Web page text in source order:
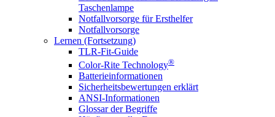
Taschenlampe
Notfallvorsorge für Ersthelfer
Notfallvorsorge
Lernen (Fortsetzung)
TLR-Fit-Guide
Color-Rite Technology®
Batterieinformationen
Sicherheitsbewertungen erklärt
ANSI-Informationen
Glossar der Begriffe